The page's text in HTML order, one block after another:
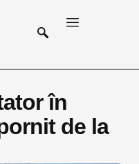
în
de la